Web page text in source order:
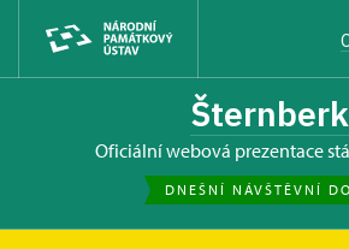
Šternberk
oficiální webová prezentace
DNEŠNÍ NÁVŠTĚVNÍ